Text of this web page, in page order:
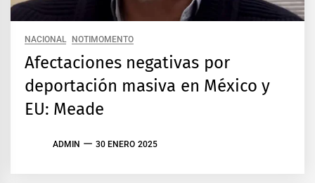
NACIONAL NOTIMOMENTO
Afectaciones negativas por
deportación masiva en México y
EU: Meade
ADMIN 30 ENERO 2025